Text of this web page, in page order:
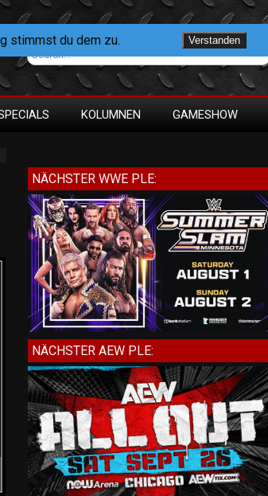
KOLUMNEN GAMESHOW
NÄCHSTER WWE PLE:
NÄCHSTER AEW PLE:
stimmst du dem zu. Verstanden